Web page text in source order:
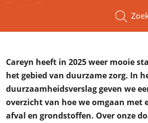
Careyn heeft in 2025 weer mooie
het gebied van duurzame zorg. In
duurzaamheidsverslag geven we
overzicht van hoe we omgaan met
afval en grondstoffen. Over onze